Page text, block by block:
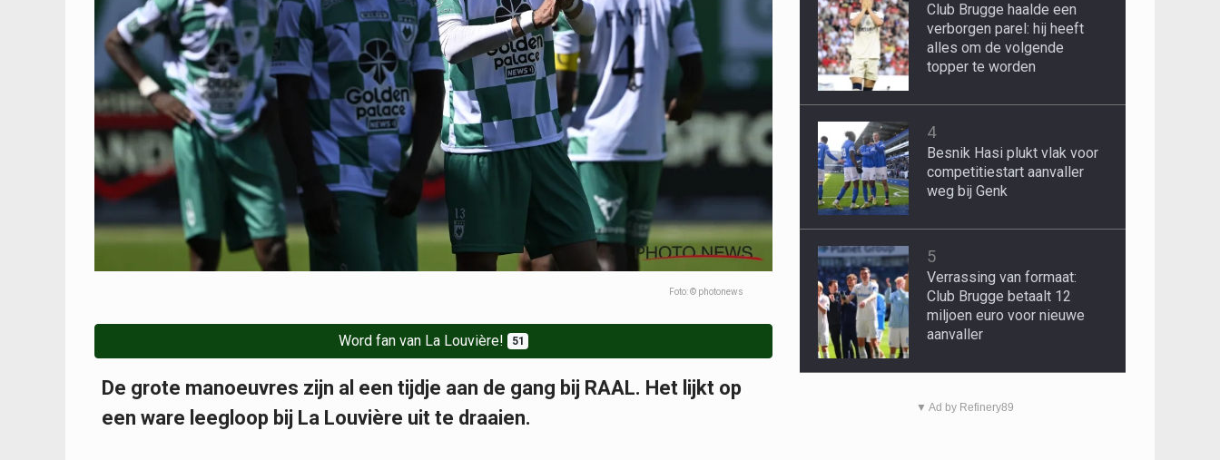
Foto: © photonews
Word fan van La Louvière! 51
De grote manoeuvres zijn al een tijdje aan de gang bij RAAL. Het lijkt op
een ware leegloop bij La Louvière uit te draaien.
Club Brugge haalde een
verborgen parel: hij heeft
alles om de volgende
topper te worden
4
Besnik Hasi plukt vlak voor
competitiestart aanvaller
weg bij Genk
5
Verrassing van formaat:
Club Brugge betaalt 12
miljoen euro voor nieuwe
aanvaller
▼ Ad by Refinery89